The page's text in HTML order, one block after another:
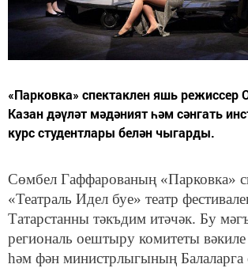
«Парковка» спектаклен яшь режиссер
Казан дәүләт мәдәният һәм сәнгать
курс студентлары белән чыгарды.
Сөмбел Гаффарованың «Парковка»
«Театраль Идел буе» театр
Татарстанны тәкъдим итәчәк. Бу
региональ оештыру комитеты
һәм фән министрлыгының Балаларга